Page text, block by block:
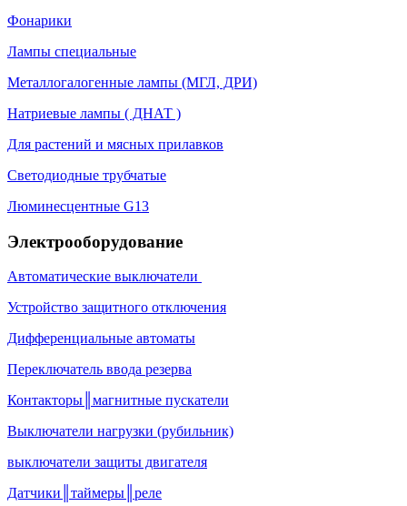
Фонарики
Лампы специальные
Металлогалогенные лампы (МГЛ, ДРИ)
Натриевые лампы ( ДНАТ )
Для растений и мясных прилавков
Светодиодные трубчатые
Люминесцентные G13
Электрооборудование
Автоматические выключатели
Устройство защитного отключения
Дифференциальные автоматы
Переключатель ввода резерва
Контакторы║магнитные пускатели
Выключатели нагрузки (рубильник)
выключатели защиты двигателя
Датчики║таймеры║реле